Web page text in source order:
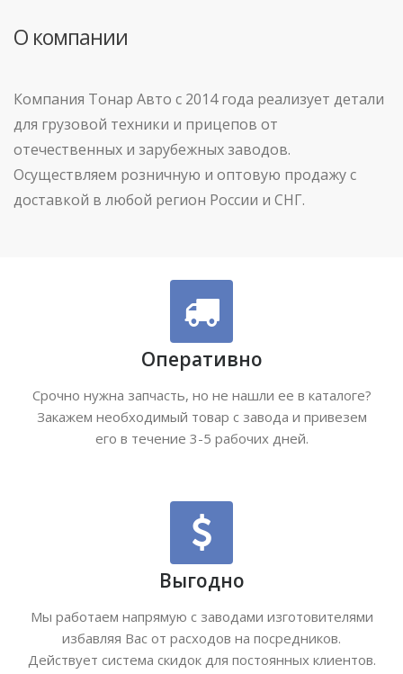
О компании
Компания Тонар Авто с 2014 года реализует детали
для грузовой техники и прицепов от
отечественных и зарубежных заводов.
Осуществляем розничную и оптовую продажу с
доставкой в любой регион России и СНГ.
Оперативно
Срочно нужна запчасть, но не нашли ее в каталоге?
Закажем необходимый товар с завода и привезем
его в течение 3-5 рабочих дней.
Выгодно
Мы работаем напрямую с заводами изготовителями
избавляя Вас от расходов на посредников.
Действует система скидок для постоянных клиентов.